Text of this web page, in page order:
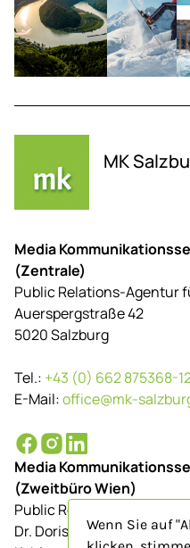
MK
Media
(Zentrale)
Public Relations-Agentur
Auerspergstraße 42
5020 Salzburg
Tel.: +43 (0) 662 875368-
E-Mail:office@mk-
Media
(Zweitbüro Wien)
Public Relations-Agentur
Dr. Doris Schenkenfelder
Wenn Sie auf